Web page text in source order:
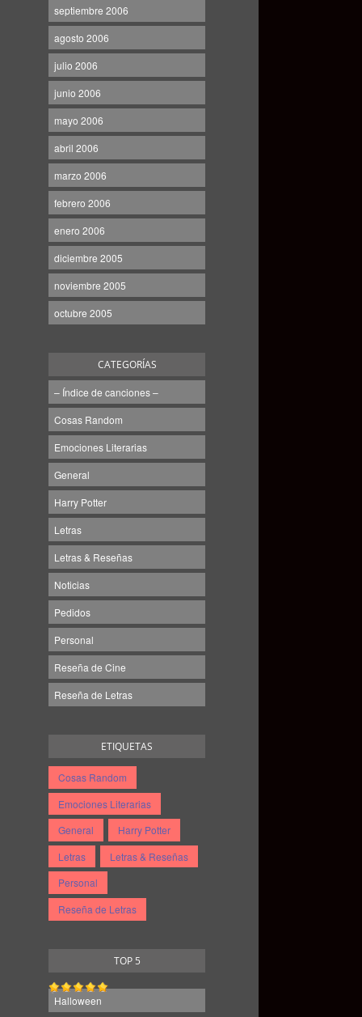
septiembre 2006
agosto 2006
julio 2006
junio 2006
mayo 2006
abril 2006
marzo 2006
febrero 2006
enero 2006
diciembre 2005
noviembre 2005
octubre 2005
CATEGORÍAS
– Índice de canciones –
Cosas Random
Emociones Literarias
General
Harry Potter
Letras
Letras & Reseñas
Noticias
Pedidos
Personal
Reseña de Cine
Reseña de Letras
ETIQUETAS
Cosas Random
Emociones Literarias
General
Harry Potter
Letras
Letras & Reseñas
Personal
Reseña de Letras
TOP 5
Halloween